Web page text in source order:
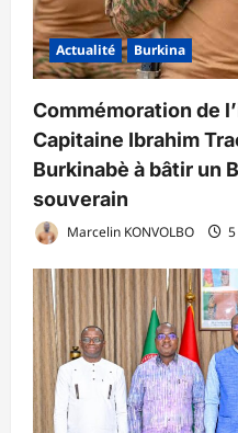
Actualité Burkina
Commémoration de
Capitaine Ibrahim
Burkinabè à bâtir un
souverain
Marcelin KONVOLBO